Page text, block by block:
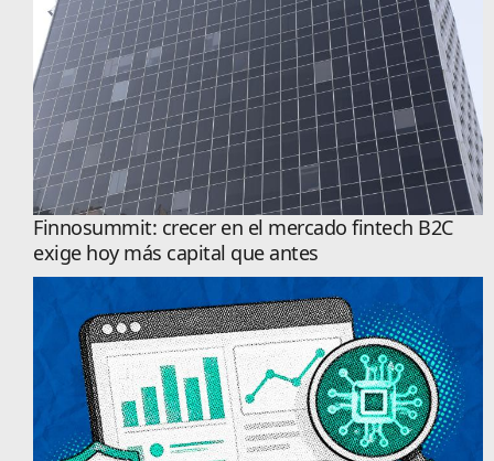
Finnosummit: crecer en el mercado fintech B2C
exige hoy más capital que antes